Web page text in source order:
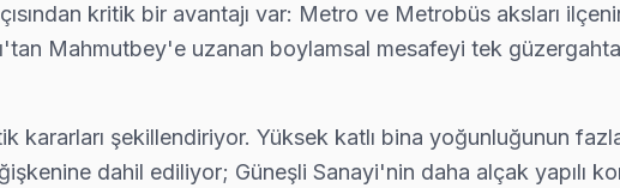
arıza fotoğrafını WhatsApp'tan gönderin — 15 dakika içinde
güncelleme ve ağ modülü testini yapıyoruz; parça değişimi
kritik bir avantajı var: Metro ve Metrobüs aksları
Mahmutbey'e uzanan boylamsal mesafeyi tek
kararları şekillendiriyor. Yüksek katlı bina yoğunluğunun
dahil ediliyor; Güneşli Sanayi'nin daha alçak yapılı